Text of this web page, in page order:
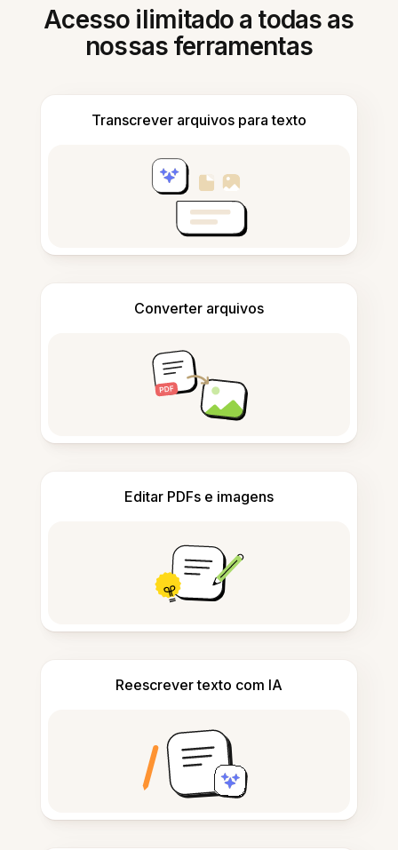
Acesso ilimitado a todas as
nossas ferramentas
Transcrever arquivos para texto
Converter arquivos
Editar PDFs e imagens
Reescrever texto com IA